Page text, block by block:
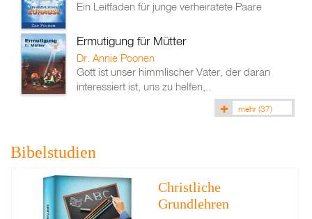
Ein Leitfaden für junge verheiratete Paare
Ermutigung für Mütter
Dr. Annie Poonen
Gott ist unser himmlischer Vater, der daran
interessiert ist, uns zu helfen,..
mehr (37)
Bibelstudien
Christliche
Grundlehren